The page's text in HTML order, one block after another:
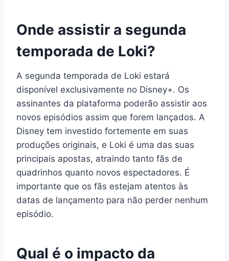
Onde assistir a segunda
temporada de Loki?
A segunda temporada de Loki estará
disponível exclusivamente no Disney+. Os
assinantes da plataforma poderão assistir aos
novos episódios assim que forem lançados. A
Disney tem investido fortemente em suas
produções originais, e Loki é uma das suas
principais apostas, atraindo tanto fãs de
quadrinhos quanto novos espectadores. É
importante que os fãs estejam atentos às
datas de lançamento para não perder nenhum
episódio.
Qual é o impacto da